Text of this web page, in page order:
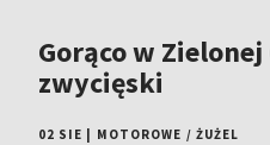
Gorąco w
zwycięski
02 SIE MOTOROWE / ŻUŻEL